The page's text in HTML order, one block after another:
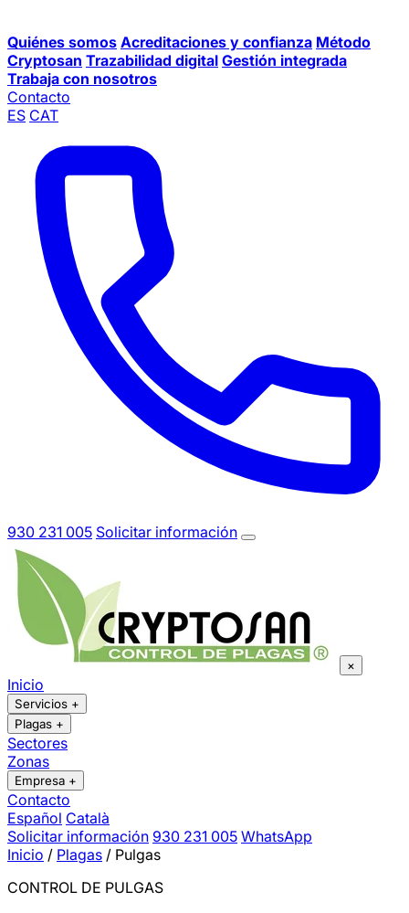
Quiénes somos Acreditaciones y confianza Método
Cryptosan Trazabilidad digital Gestión integrada
Trabaja con nosotros
Contacto
ES CAT
930 231 005 Solicitar información
×
Inicio
Servicios +
Plagas +
Sectores
Zonas
Empresa +
Contacto
Español Català
Solicitar información 930 231 005 WhatsApp
Inicio / Plagas / Pulgas
CONTROL DE PULGAS